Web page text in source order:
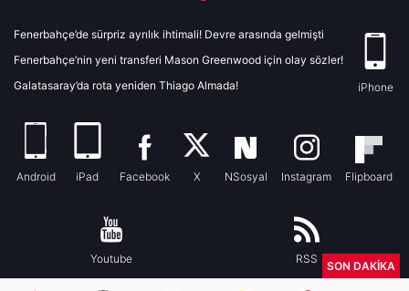
Fenerbahçe’de sürpriz ayrılık ihtimali! Devre arasında gelmişti
Fenerbahçe’nin yeni transferi Mason Greenwood için olay sözler!
Galatasaray’da rota yeniden Thiago Almada!
iPhone
Android iPad Facebook X NSosyal Instagram Flipboard
Youtube RSS
SON DAKİKA